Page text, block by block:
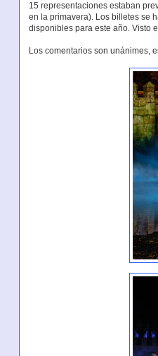
15 representaciones estaban
en la primavera). Los billetes se
disponibles para este año. Visto
Los comentarios son unánimes,